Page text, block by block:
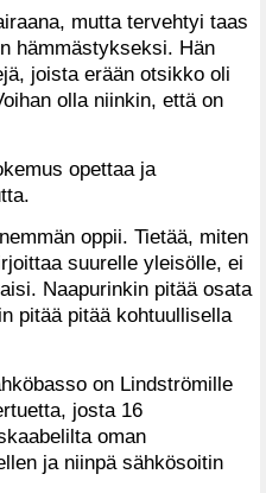
mutta tervehtyi taas
hämmästykseksi. Hän
joista erään otsikko oli
olla niinkin, että on
opettaa ja
oppii. Tietää, miten
suurelle yleisölle, ei
Naapurinkin pitää osata
pitää pitää kohtuullisella
on Lindströmille
josta 16
oman
ja niinpä sähkösoitin